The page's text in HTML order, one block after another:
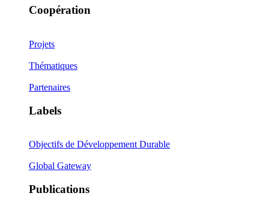
Coopération
Projets
Thématiques
Partenaires
Labels
Objectifs de Développement Durable
Global Gateway
Publications